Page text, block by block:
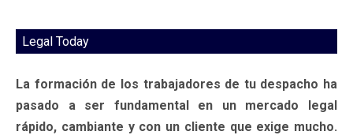
Legal Today
La formación de los trabajadores de tu despacho ha
pasado a ser fundamental en un mercado legal
rápido, cambiante y con un cliente que exige mucho.